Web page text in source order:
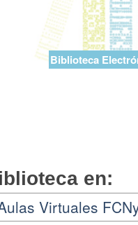
Biblioteca
en:
Virtuales